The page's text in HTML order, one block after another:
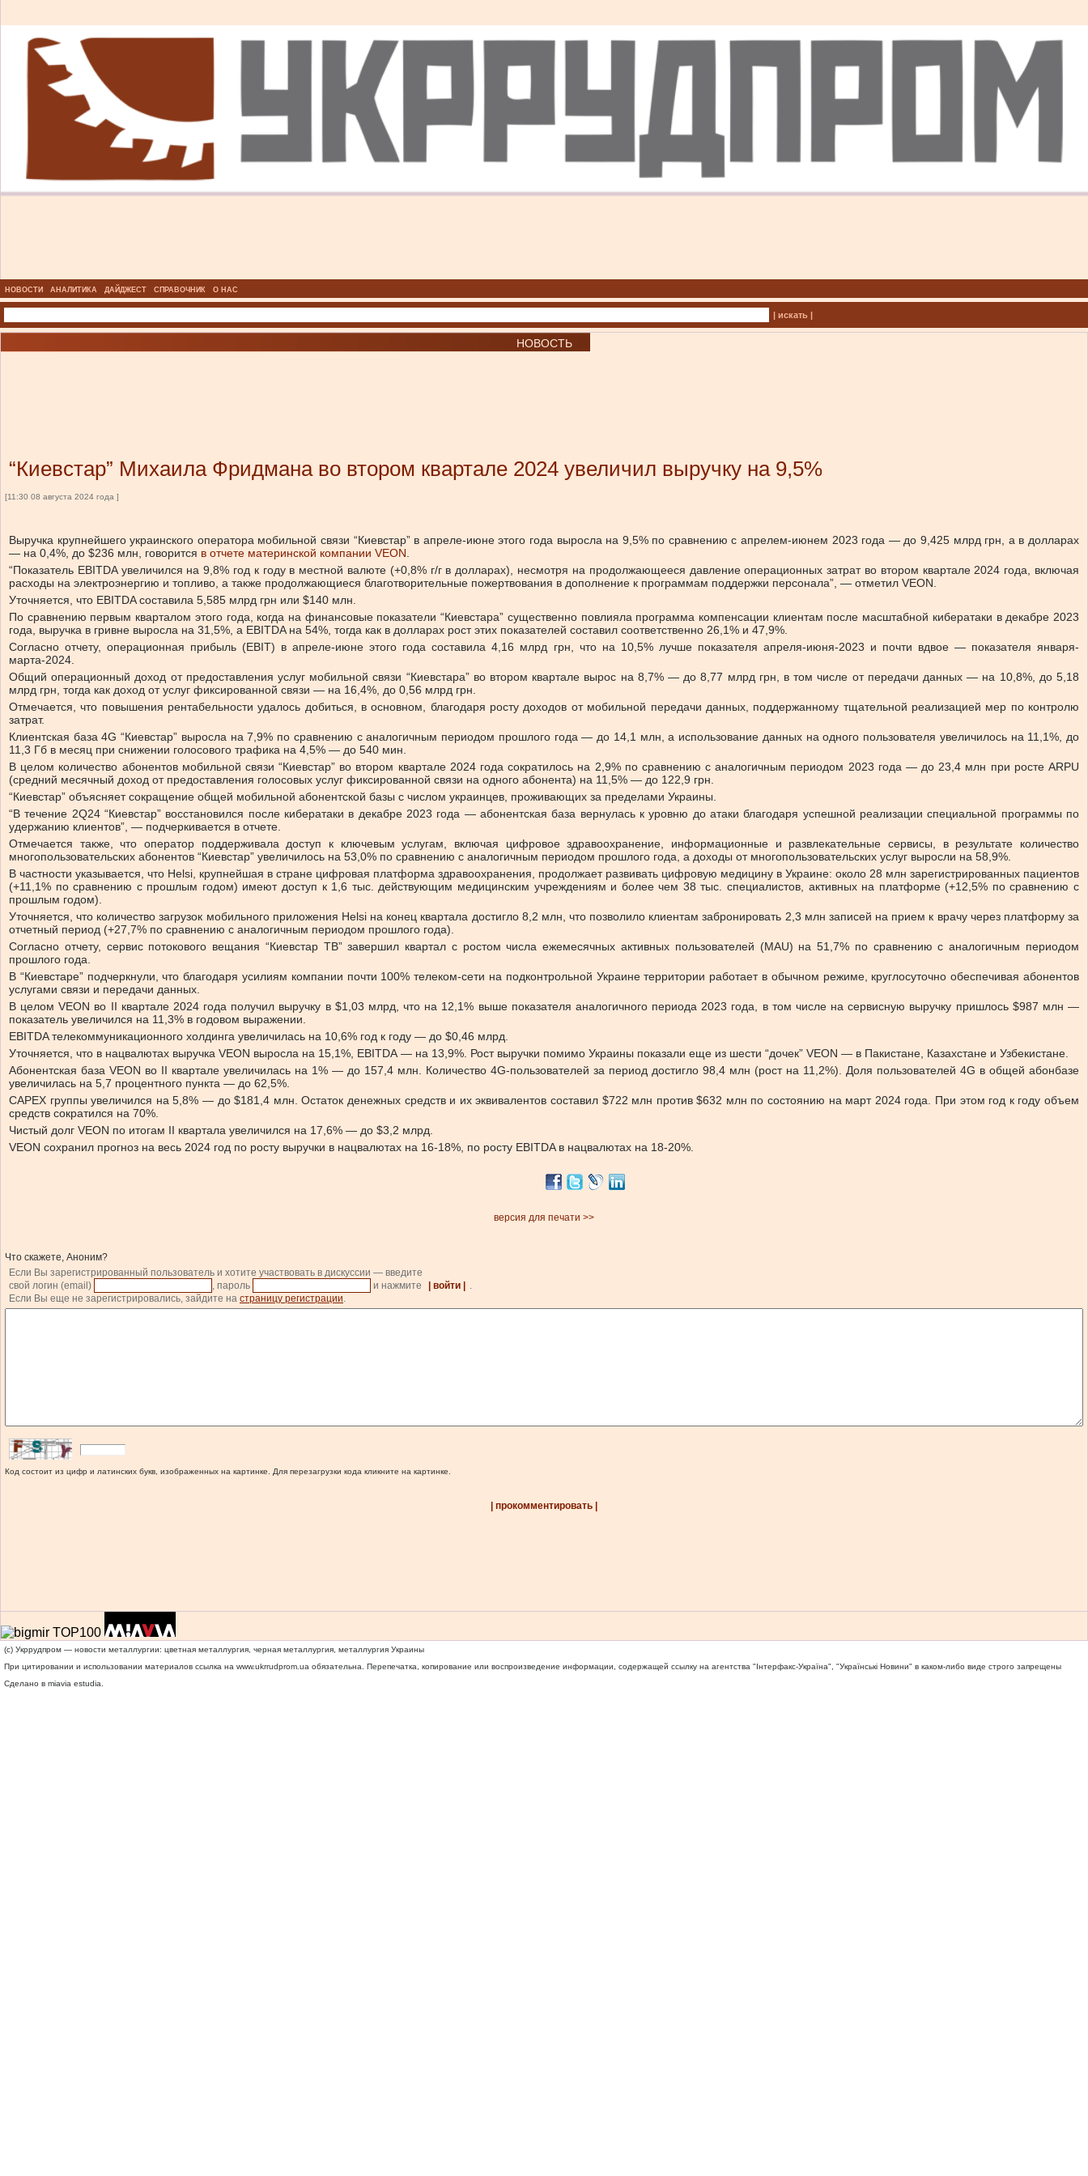
НОВОСТИ АНАЛИТИКА ДАЙДЖЕСТ СПРАВОЧНИК О НАС
| искать |
НОВОСТЬ
“Киевстар” Михаила Фридмана во втором квартале 2024 увеличил выручку на 9,5%
[11:30 08 августа 2024 года ]
Выручка крупнейшего украинского оператора мобильной связи “Киевстар” в апреле-июне этого года выросла на 9,5% по сравнению с апрелем-июнем 2023 года — до 9,425 млрд грн, а в долларах
— на 0,4%, до $236 млн, говорится в отчете материнской компании VEON
“Показатель EBITDA увеличился на 9,8% год к году в местной валюте (+0,8% г/г в долларах), несмотря на продолжающееся давление операционных затрат во втором квартале 2024 года, включая
расходы на электроэнергию и топливо, а также продолжающиеся благотворительные пожертвования в дополнение к программам поддержки персонала”, — отметил VEON.
Уточняется, что EBITDA составила 5,585 млрд грн или $140 млн.
По сравнению первым кварталом этого года, когда на финансовые показатели “Киевстара” существенно повлияла программа компенсации клиентам после масштабной кибератаки в декабре 2023
года, выручка в гривне выросла на 31,5%, а EBITDA на 54%, тогда как в долларах рост этих показателей составил соответственно 26,1% и 47,9%.
Согласно отчету, операционная прибыль (EBIT) в апреле-июне этого года составила 4,16 млрд грн, что на 10,5% лучше показателя апреля-июня-2023 и почти вдвое — показателя января-
марта-2024.
Общий операционный доход от предоставления услуг мобильной связи “Киевстара” во втором квартале вырос на 8,7% — до 8,77 млрд грн, в том числе от передачи данных — на 10,8%, до 5,18
млрд грн, тогда как доход от услуг фиксированной связи — на 16,4%, до 0,56 млрд грн.
Отмечается, что повышения рентабельности удалось добиться, в основном, благодаря росту доходов от мобильной передачи данных, поддержанному тщательной реализацией мер по контролю
затрат.
Клиентская база 4G “Киевстар” выросла на 7,9% по сравнению с аналогичным периодом прошлого года — до 14,1 млн, а использование данных на одного пользователя увеличилось на 11,1%, до
11,3 Гб в месяц при снижении голосового трафика на 4,5% — до 540 мин.
В целом количество абонентов мобильной связи “Киевстар” во втором квартале 2024 года сократилось на 2,9% по сравнению с аналогичным периодом 2023 года — до 23,4 млн при росте ARPU
(средний месячный доход от предоставления голосовых услуг фиксированной связи на одного абонента) на 11,5% — до 122,9 грн.
“Киевстар” объясняет сокращение общей мобильной абонентской базы с числом украинцев, проживающих за пределами Украины.
“В течение 2Q24 “Киевстар” восстановился после кибератаки в декабре 2023 года — абонентская база вернулась к уровню до атаки благодаря успешной реализации специальной программы по
удержанию клиентов”, — подчеркивается в отчете.
Отмечается также, что оператор поддерживала доступ к ключевым услугам, включая цифровое здравоохранение, информационные и развлекательные сервисы, в результате количество
многопользовательских абонентов “Киевстар” увеличилось на 53,0% по сравнению с аналогичным периодом прошлого года, а доходы от многопользовательских услуг выросли на 58,9%.
В частности указывается, что Helsi, крупнейшая в стране цифровая платформа здравоохранения, продолжает развивать цифровую медицину в Украине: около 28 млн зарегистрированных пациентов
(+11,1% по сравнению с прошлым годом) имеют доступ к 1,6 тыс. действующим медицинским учреждениям и более чем 38 тыс. специалистов, активных на платформе (+12,5% по сравнению с
прошлым годом).
Уточняется, что количество загрузок мобильного приложения Helsi на конец квартала достигло 8,2 млн, что позволило клиентам забронировать 2,3 млн записей на прием к врачу через платформу за
отчетный период (+27,7% по сравнению с аналогичным периодом прошлого года).
Согласно отчету, сервис потокового вещания “Киевстар ТВ” завершил квартал с ростом числа ежемесячных активных пользователей (MAU) на 51,7% по сравнению с аналогичным периодом
прошлого года.
В “Киевстаре” подчеркнули, что благодаря усилиям компании почти 100% телеком-сети на подконтрольной Украине территории работает в обычном режиме, круглосуточно обеспечивая абонентов
услугами связи и передачи данных.
В целом VEON во II квартале 2024 года получил выручку в $1,03 млрд, что на 12,1% выше показателя аналогичного периода 2023 года, в том числе на сервисную выручку пришлось $987 млн —
показатель увеличился на 11,3% в годовом выражении.
EBITDA телекоммуникационного холдинга увеличилась на 10,6% год к году — до $0,46 млрд.
Уточняется, что в нацвалютах выручка VEON выросла на 15,1%, EBITDA — на 13,9%. Рост выручки помимо Украины показали еще из шести “дочек” VEON — в Пакистане, Казахстане и Узбекистане.
Абонентская база VEON во II квартале увеличилась на 1% — до 157,4 млн. Количество 4G-пользователей за период достигло 98,4 млн (рост на 11,2%). Доля пользователей 4G в общей абонбазе
увеличилась на 5,7 процентного пункта — до 62,5%.
CAPEX группы увеличился на 5,8% — до $181,4 млн. Остаток денежных средств и их эквивалентов составил $722 млн против $632 млн по состоянию на март 2024 года. При этом год к году объем
средств сократился на 70%.
Чистый долг VEON по итогам II квартала увеличился на 17,6% — до $3,2 млрд.
VEON сохранил прогноз на весь 2024 год по росту выручки в нацвалютах на 16-18%, по росту EBITDA в нацвалютах на 18-20%.
версия для печати >>
Что скажете, Аноним?
Если Вы зарегистрированный пользователь и хотите участвовать в дискуссии — введите
свой логин (email)
, пароль и нажмите | войти |
.
Если Вы еще не зарегистрировались, зайдите на страницу регистрации.
Код состоит из цифр и латинских букв, изображенных на картинке. Для перезагрузки кода кликните на картинке.
| прокомментировать |
(c) Укррудпром — новости металлургии: цветная металлургия, черная металлургия, металлургия Украины
При цитировании и использовании материалов ссылка на www.ukrrudprom.ua обязательна. Перепечатка, копирование или воспроизведение информации, содержащей ссылку на агентства "Iнтерфакс-Україна", "Українськi Новини" в каком-либо виде строго запрещены
Сделано в miavia estudia.